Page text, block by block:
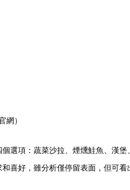
）
項：蔬菜沙拉、煙燻鮭魚、漢
喜好，雖分析僅停留表面，但可看